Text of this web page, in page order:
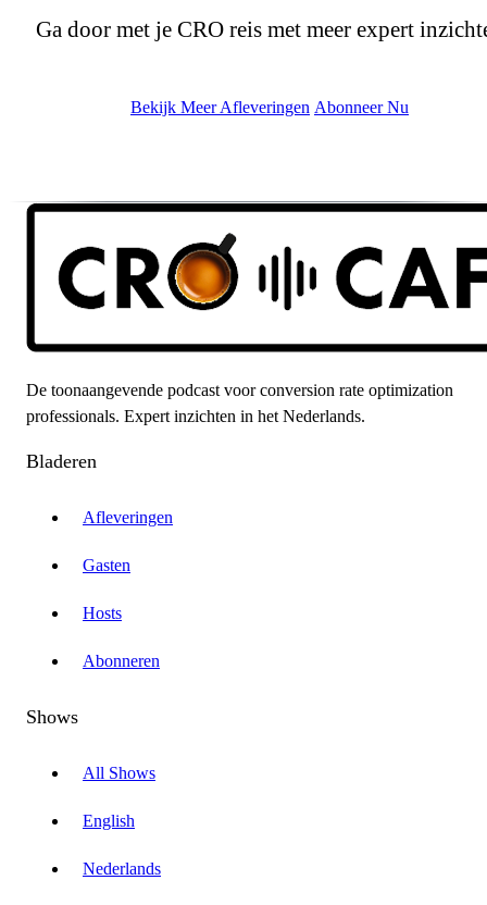
Ga door met je CRO reis met meer expert
Bekijk Meer Afleveringen Abonneer Nu
De toonaangevende podcast voor conversion rate optimization
professionals. Expert inzichten in het Nederlands.
Bladeren
Afleveringen
Gasten
Hosts
Abonneren
Shows
All Shows
English
Nederlands